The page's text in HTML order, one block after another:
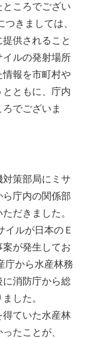
ころでござい
きましては、
供されること
イルの発射場所
報を市町村や
ともに、庁内
でございま
策部局にミサ
庁内の関係部
だきました。
ルが日本のＥ
案が発生してお
庁から水産林務
消防庁から総
した。
ていた水産林
たことが、